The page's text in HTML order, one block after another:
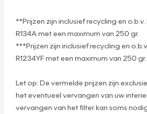
**Prijzen zijn inclusief recycling en
R134A met een maximum van 250 gr.
***Prijzen zijn inclusief recycling en
R1234YF met een maximum van 250 gr.
Let op: De vermelde prijzen zijn
het eventueel vervangen van uw
vervangen van het filter kan soms